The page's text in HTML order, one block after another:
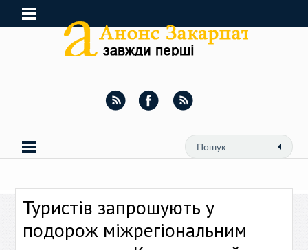
Туристів запрошують у
подорож міжрегіональним